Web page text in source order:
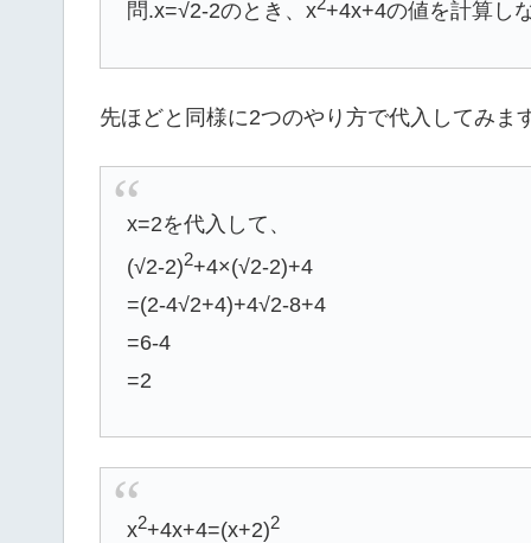
問.x=√2-2のとき、x +4x+4の値を計算し
先ほどと同様に2つのやり方で代入してみま
x=2を代入して、
(√2-2)2+4×(√2-2)+4
=(2-4√2+4)+4√2-8+4
=6-4
=2
x2+4x+4=(x+2)2